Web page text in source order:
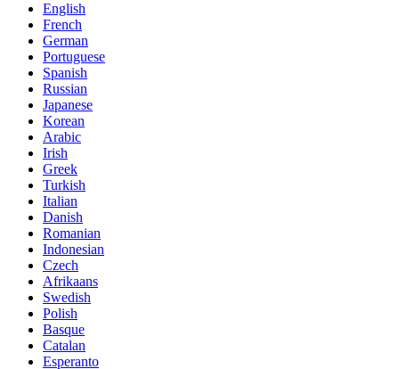
English
French
German
Portuguese
Spanish
Russian
Japanese
Korean
Arabic
Irish
Greek
Turkish
Italian
Danish
Romanian
Indonesian
Czech
Afrikaans
Swedish
Polish
Basque
Catalan
Esperanto